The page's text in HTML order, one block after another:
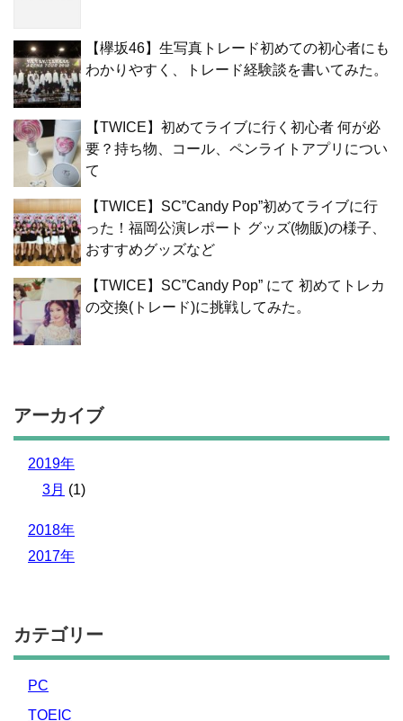
【欅坂46】生写真トレード初めての初心者にも
わかりやすく、トレード経験談を書いてみた。
【TWICE】初めてライブに行く初心者 何が必
要？持ち物、コール、ペンライトアプリについ
て
【TWICE】SC”Candy Pop”初めてライブに行
った！福岡公演レポート グッズ(物販)の様子、
おすすめグッズなど
【TWICE】SC”Candy Pop” にて 初めてトレカ
の交換(トレード)に挑戦してみた。
アーカイブ
2019年
3月 (1)
2018年
2017年
カテゴリー
PC
TOEIC